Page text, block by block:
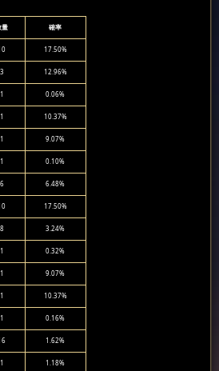
量 確率
17.50%
3 12.96%
1 0.06%
1 10.37%
1 9.07%
1 0.10%
6 6.48%
17.50%
8 3.24%
1 0.32%
1 9.07%
1 10.37%
1 0.16%
1.62%
1 1.18%